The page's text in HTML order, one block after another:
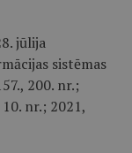
jūlija
sistēmas
200. nr.;
nr.; 2021,